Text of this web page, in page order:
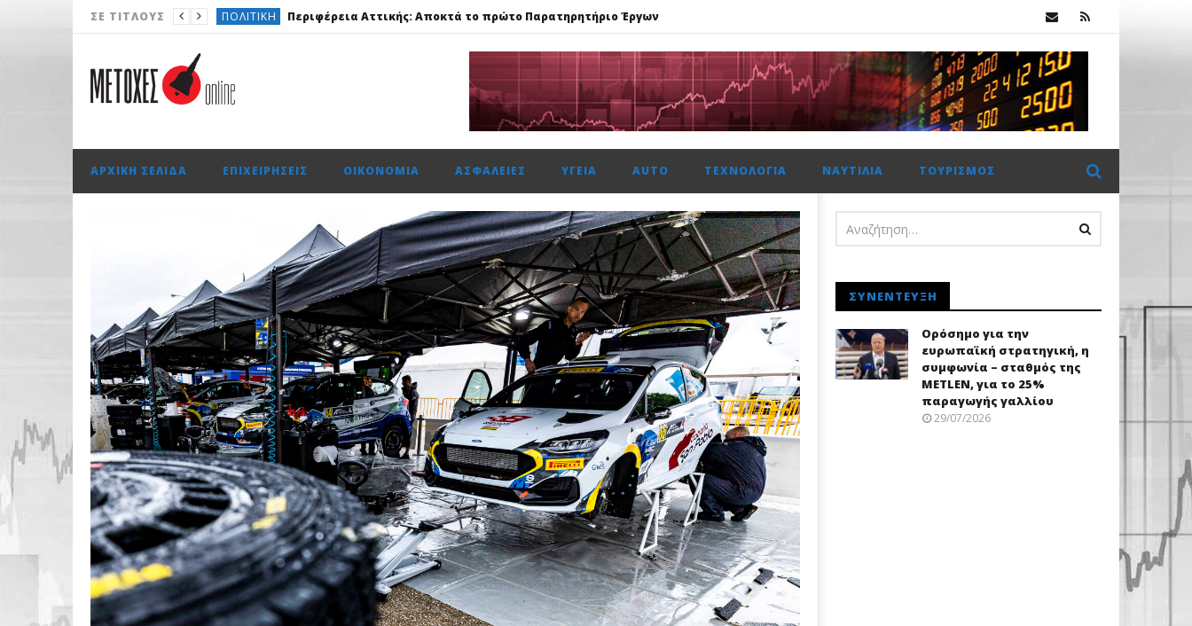
ΣΕ ΤΊΤΛΟΥΣ ΠΟΛΙΤΙΚΉ Περιφέρεια Αττικής: Αποκτά το πρώτο Παρατηρητήριο Έργων
ΤΟ ΠΡΩΤΟΣΈΛΙΔΟ Με επαναλαμβανόμενα λειτουργικά κέρδη €53,6 εκατ. και νέες εκταμιεύσεις €2 δισ. η CrediaBank
AUTO OMODA & JAECOO: Την ασφάλεια θέτει ως προτεραιότητα
ΑΡΧΙΚΉ ΣΕΛΊΔΑ ΕΠΙΧΕΙΡΉΣΕΙΣ ΟΙΚΟΝΟΜΊΑ ΑΣΦΆΛΕΙΕΣ ΥΓΕΊΑ AUTO ΤΕΧΝΟΛΟΓΊΑ ΝΑΥΤΙΛΊΑ ΤΟΥΡΙΣΜΌΣ
ΣΥΝΈΝΤΕΥΞΗ
Ορόσημο για την
ευρωπαϊκή στρατηγική, η
συμφωνία – σταθμός της
METLEN, για το 25%
παραγωγής γαλλίου
29/07/2026